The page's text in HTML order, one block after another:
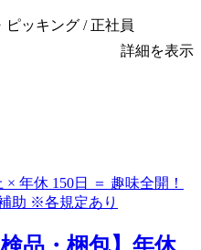
ッキング / 正社員
詳細を表示